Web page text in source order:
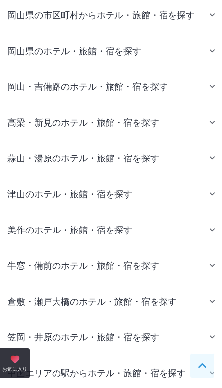
お気に入り ペー
岡山県の市区町村からホテル・旅館・宿を探す
岡山県のホテル・旅館・宿を探す
岡山・吉備路のホテル・旅館・宿を探す
高梁・新見のホテル・旅館・宿を探す
蒜山・湯原のホテル・旅館・宿を探す
津山のホテル・旅館・宿を探す
美作のホテル・旅館・宿を探す
牛窓・備前のホテル・旅館・宿を探す
倉敷・瀬戸大橋のホテル・旅館・宿を探す
笠岡・井原のホテル・旅館・宿を探す
中国エリアの駅からホテル・旅館・宿を探す